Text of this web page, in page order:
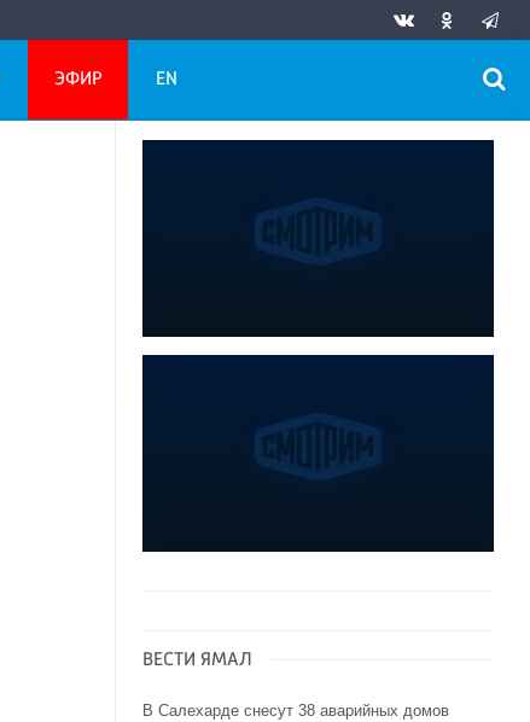
ЭФИР EN
ВЕСТИ ЯМАЛ
В Салехарде снесут 38 аварийных домов